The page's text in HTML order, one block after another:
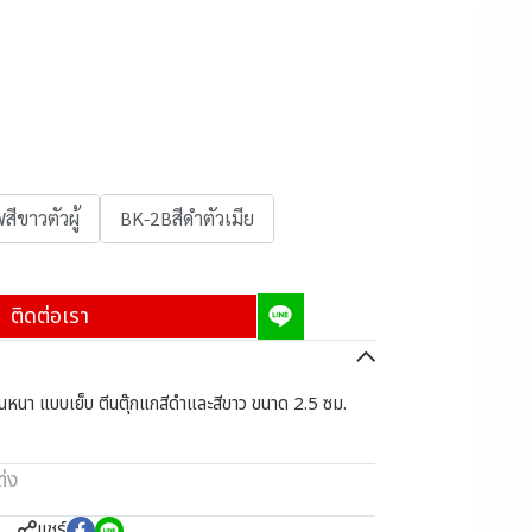
สีขาวตัวผู้ BK-2Bสีดำตัวเมีย
ติดต่อเรา
นา แบบเย็บ ตีนตุ๊กแกสีดำและสีขาว ขนาด 2.5 ซม.
ง